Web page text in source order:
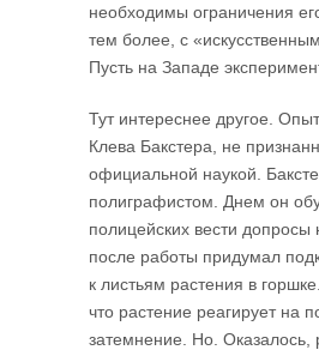
необходимы ограничения
тем более, с
Пусть на Западе
Тут интереснее другое.
Клева Бакстера, не
официальной наукой.
полиграфистом. Днем он
полицейских вести
после работы придумал
к листьям растения в
что растение реагирует на
затемнение. Но. Оказалось,